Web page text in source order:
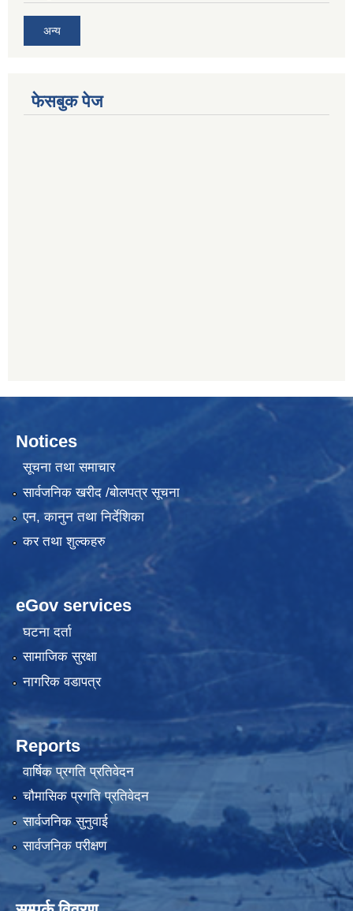
अन्य
फेसबुक पेज
Notices
सूचना तथा समाचार
सार्वजनिक खरीद /बोलपत्र सूचना
एन, कानुन तथा निर्देशिका
कर तथा शुल्कहरु
eGov services
घटना दर्ता
सामाजिक सुरक्षा
नागरिक वडापत्र
Reports
वार्षिक प्रगति प्रतिवेदन
चौमासिक प्रगति प्रतिवेदन
सार्वजनिक सुनुवाई
सार्वजनिक परीक्षण